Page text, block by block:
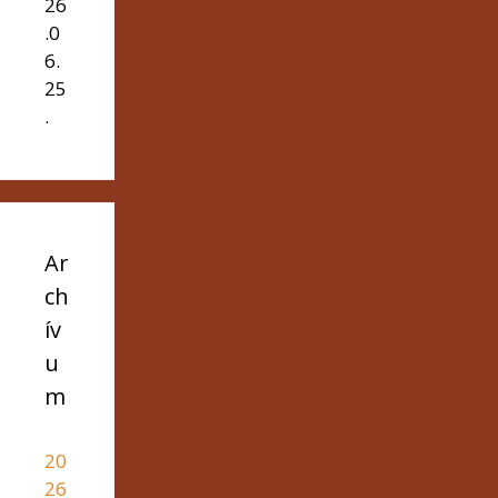
.0
6.
25
.
Ar
ch
ív
u
m
20
26